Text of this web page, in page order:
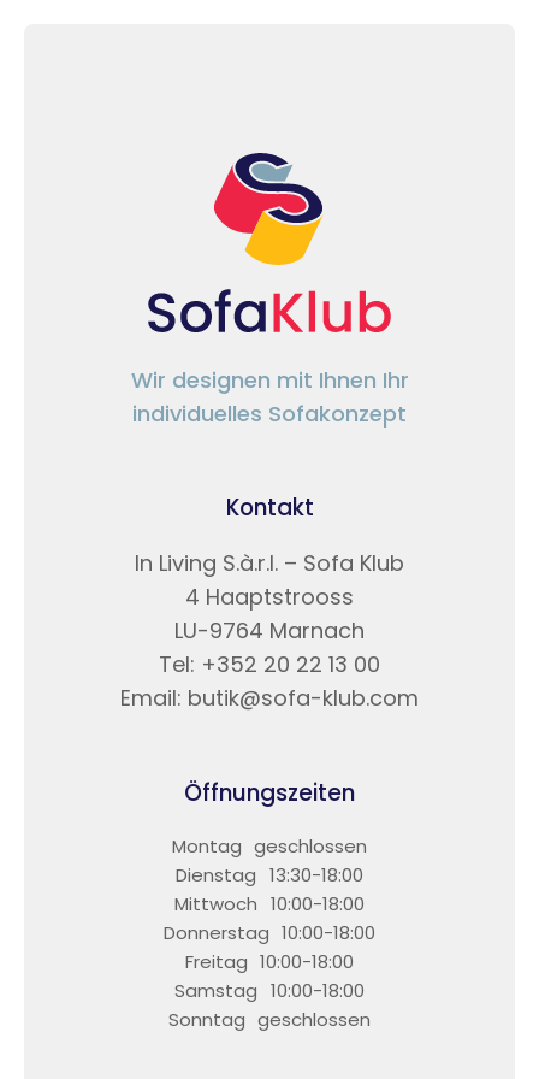
Wir designen mit Ihnen Ihr
individuelles Sofakonzept
Kontakt
In Living S.à.r.l. – Sofa Klub
4 Haaptstrooss
LU-9764 Marnach
Tel: +352 20 22 13 00
Email: butik@sofa-klub.com
Öffnungszeiten
Montag geschlossen
Dienstag 13:30-18:00
Mittwoch 10:00-18:00
Donnerstag 10:00-18:00
Freitag 10:00-18:00
Samstag 10:00-18:00
Sonntag geschlossen